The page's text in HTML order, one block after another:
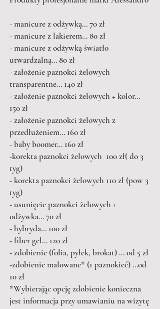
- manicure z odżywką... 70 zł
- manicure z lakierem... 80 zł
- manicure z odżywką światło
utwardzalną... 80 zł
- założenie paznokci żelowych
transparentne... 140 zł
- założenie paznokci żelowych + kolor...
150 zł
- założenie paznokci żelowych z
przedłużeniem... 160 zł
- baby boomer... 160 zł
-korekta paznokci żelowych 100 zł( do 3
tyg)
- korekta paznokci żelowych 110 zł (pow 3
tyg)
- usunięcie paznokci żelowych +
odżywka... 70 zł
- hybryda... 100 zł
- fiber gel... 120 zł
- zdobienie (folia, pyłek, brokat) ... od 5 zł
-zdobienie malowane* (1 paznokieć) ...od
10 zł
*Wybierając opcję zdobienie konieczna
jest informacja przy umawianiu na wizytę